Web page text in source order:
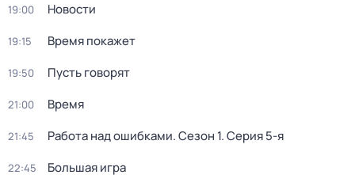
19:00 Новости
19:15 Время покажет
19:50 Пусть говорят
21:00 Время
21:45 Работа над ошибками. Сезон 1. Серия 5-я
22:45 Большая игра